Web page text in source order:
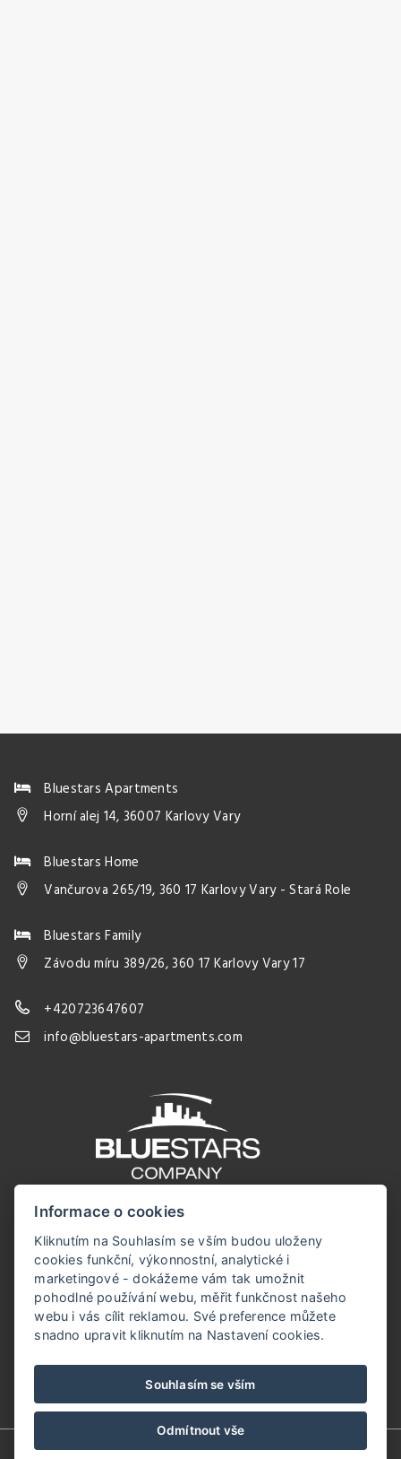
Bluestars Apartments
Horní alej 14, 36007 Karlovy Vary
Bluestars Home
Vančurova 265/19, 360 17 Karlovy Vary - Stará Role
Bluestars Family
Závodu míru 389/26, 360 17 Karlovy Vary 17
+420723647607
info@bluestars-apartments.com
Informace o cookies
Kliknutím na Souhlasím se vším budou uloženy
cookies funkční, výkonnostní, analytické i
marketingové - dokážeme vám tak umožnit
pohodlné používání webu, měřit funkčnost našeho
webu i vás cílit reklamou. Své preference můžete
snadno upravit kliknutím na Nastavení cookies.
Souhlasím se vším
Odmítnout vše